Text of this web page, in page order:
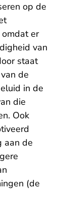
op de
er
van
staat
de
in de
die
Ook
aan de
(de